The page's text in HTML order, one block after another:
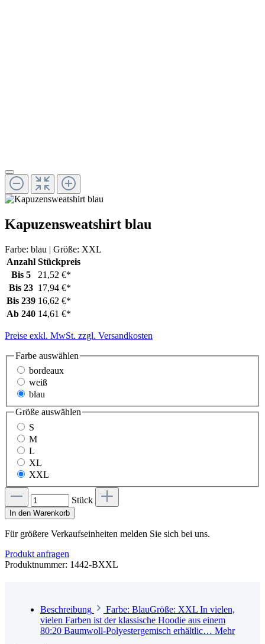
Kapuzensweatshirt blau
Farbe: blau | Größe: XXL
Anzahl Stückpreis
Bis 5
21,52 €*
Bis 23 17,94 €*
Bis 239 16,62 €*
Ab 240 14,61 €*
Preise exkl. MwSt. zzgl. Versandkosten
Farbe auswählen
bordeaux
weiß
blau
Größe auswählen
S
M
L
XL
XXL
Stück
In den Warenkorb
Für größere Verkaufseinheiten melden Sie sich bei uns.
Produkt anfragen
Produktnummer: 1442-BXXL
Beschreibung
Farbe: BlauGröße: XXL In vielen,
vielen Farben ist der klassische Hoodie aus einem
80:20 Baumwoll-Polyestergemisch erhältlic… Mehr